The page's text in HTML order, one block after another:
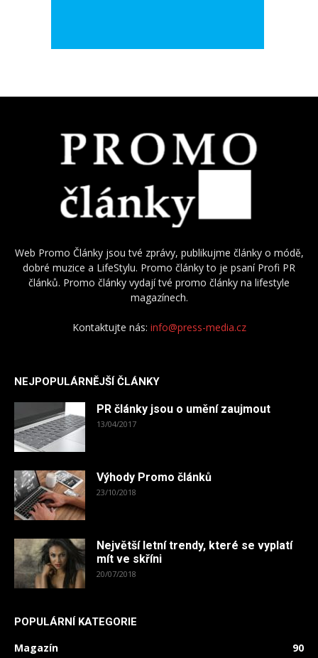
Web Promo Články jsou tvé zprávy, publikujme články o módě,
dobré muzice a LifeStylu. Promo články to je psaní Profi PR
článků. Promo články vydají tvé promo články na lifestyle
magazínech.
Kontaktujte nás: info@press-media.cz
NEJPOPULÁRNĚJŠÍ ČLÁNKY
PR články jsou o umění zaujmout
13/04/2017
Výhody Promo článků
23/10/2018
Největší letní trendy, které se vyplatí
mít ve skříni
20/07/2018
POPULÁRNÍ KATEGORIE
Magazín 90